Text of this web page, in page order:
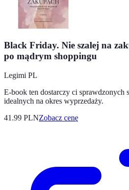
Black Friday. Nie szalej na
po mądrym shoppingu
Legimi PL
E-book ten dostarczy ci sprawdzonych
idealnych na okres wyprzedaży.
41.99 PLNZobacz cenę